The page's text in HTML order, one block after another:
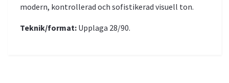
modern, kontrollerad och sofistikerad visuell ton.
Teknik/format: Upplaga 28/90.